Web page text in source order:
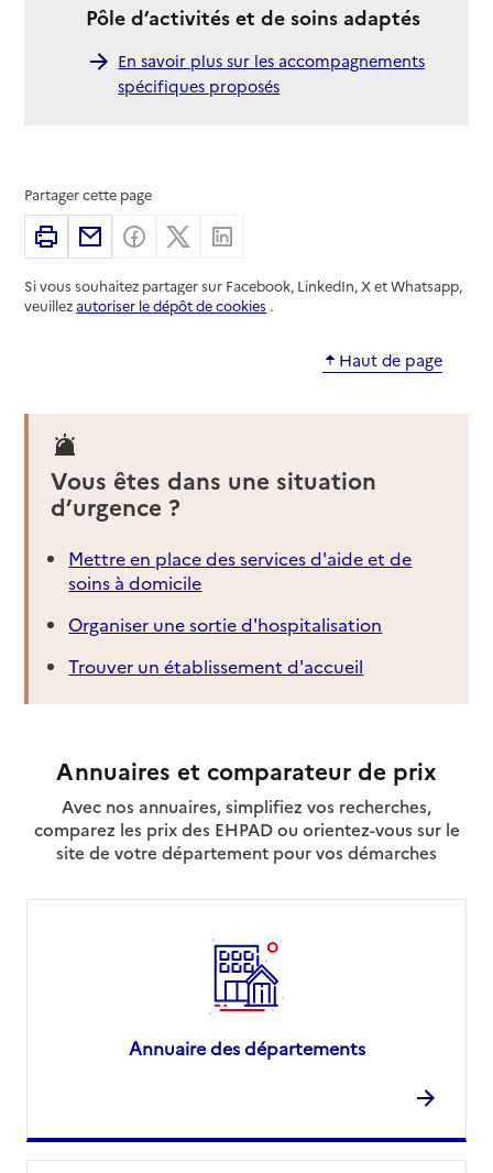
Pôle d’activités et de soins adaptés
En savoir plus sur les accompagnements
spécifiques proposés
Partager cette page
ImprimerPartager par email
Partager sur Facebook
Partager sur X
Si vous souhaitez partager sur Facebook, LinkedIn, X et Whatsapp,
veuillezautoriser le dépôt de cookies .
Haut de page
Vous êtes dans une situation
d’urgence ?
Mettre en place des services d'aide et de
soins à domicile
Organiser une sortie d'hospitalisation
Trouver un établissement d'accueil
Annuaires et comparateur de prix
Avec nos annuaires, simplifiez vos recherches,
comparez les prix des EHPAD ou orientez-vous sur le
site de votre département pour vos démarches
Annuaire des départements